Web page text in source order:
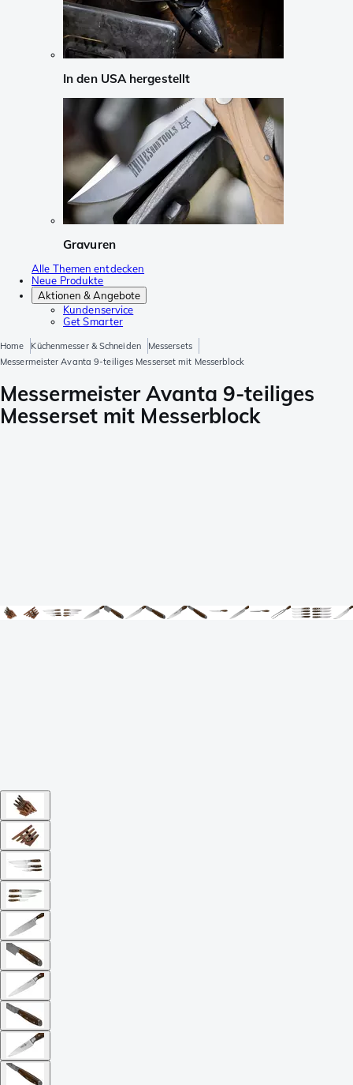
In den USA hergestellt
Gravuren
Alle Themen entdecken
Neue Produkte
Aktionen & Angebote
Kundenservice
Get Smarter
Home Küchenmesser & Schneiden
Messersets
Messermeister Avanta 9-teiliges Messerset mit Messerblock
Messermeister Avanta 9-teiliges
Messerset mit Messerblock